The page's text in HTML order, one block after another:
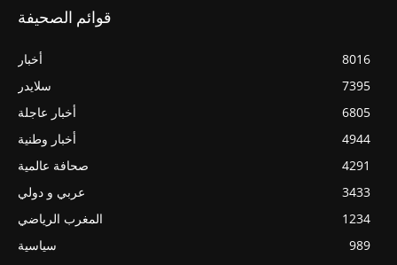
قوائم الصحيفة
أخبار
8016
سلايدر
7395
أخبار عاجلة
6805
أخبار وطنية
4944
صحافة عالمية
4291
عربي و دولي
3433
المغرب الرياضي
1234
سياسية
989